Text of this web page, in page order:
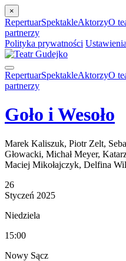
×
RepertuarSpektakleAktorzyO
partnerzy
Polityka prywatności
RepertuarSpektakleAktorzyO
partnerzy
Goło i Wesoło
Marek Kaliszuk, Piotr Zelt,
Głowacki, Michał Meyer,
Maciej Mikołajczyk, Delfina
26
Styczeń 2025
Niedziela
15:00
Nowy Sącz